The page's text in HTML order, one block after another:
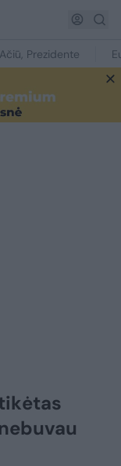
Ačiū, Prezidente